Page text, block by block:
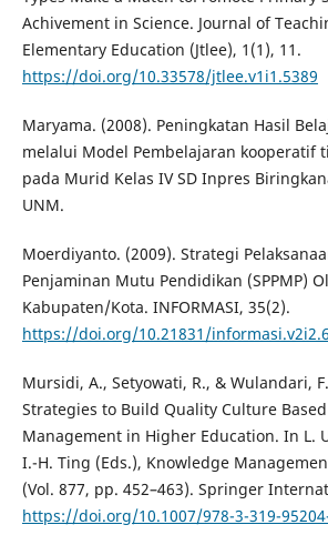
Achivement in Science. Journal of
Elementary Education (Jtlee), 1(1), 11.
https://doi.org/10.33578/jtlee.v1i1.5389
Maryama. (2008). Peningkatan Hasil
melalui Model Pembelajaran kooperatif
pada Murid Kelas IV SD Inpres
UNM.
Moerdiyanto. (2009). Strategi
Penjaminan Mutu Pendidikan (SPPMP)
Kabupaten/Kota. INFORMASI, 35(2).
https://doi.org/10.21831/
Mursidi, A., Setyowati, R., & Wulandari,
Strategies to Build Quality Culture
Management in Higher Education. In L.
I.-H. Ting (Eds.), Knowledge
(Vol. 877, pp. 452–463). Springer
https://doi.org/10.1007/978-3-319-